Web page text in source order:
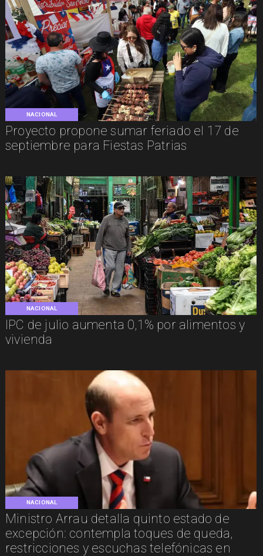
NACIONAL
Proyecto propone sumar feriado el 17 de
septiembre para Fiestas Patrias
NACIONAL
IPC de julio aumenta 0,1% por alimentos y
vivienda
NACIONAL
Ministro Arrau detalla quinto estado de
excepción: contempla toques de queda,
restricciones y escuchas telefónicas en